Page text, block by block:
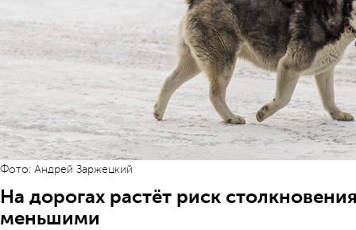
Фото: Андрей Заржецкий
На дорогах растёт риск
меньшими